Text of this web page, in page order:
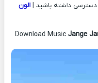
داشته باشید | الون
Download Music Jange